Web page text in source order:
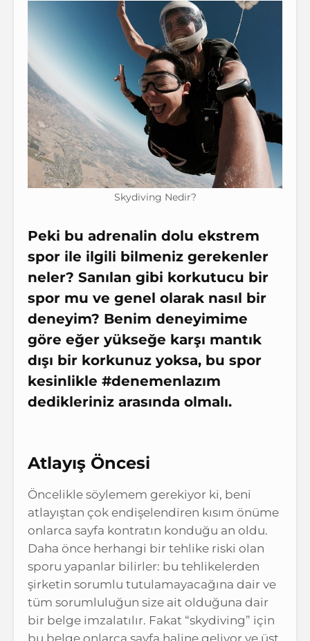
Skydiving Nedir?
Peki bu adrenalin dolu ekstrem
spor ile ilgili bilmeniz gerekenler
neler? Sanılan gibi korkutucu bir
spor mu ve genel olarak nasıl bir
deneyim? Benim deneyimime
göre eğer yükseğe karşı mantık
dışı bir korkunuz yoksa, bu spor
kesinlikle #denemenlazım
dedikleriniz arasında olmalı.
Atlayış Öncesi
Öncelikle söylemem gerekiyor ki, beni
atlayıştan çok endişelendiren kısım önüme
onlarca sayfa kontratın konduğu an oldu.
Daha önce herhangi bir tehlike riski olan
sporu yapanlar bilirler: bu tehlikelerden
şirketin sorumlu tutulamayacağına dair ve
tüm sorumluluğun size ait olduğuna dair
bir belge imzalatılır. Fakat “skydiving” için